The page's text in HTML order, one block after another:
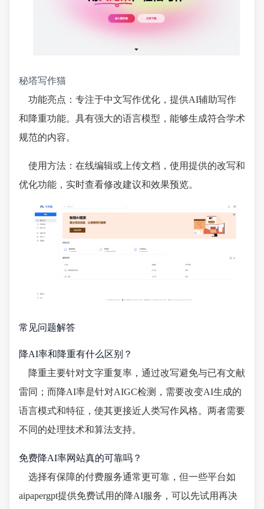
秘塔写作猫
功能亮点：专注于中文写作优化，提供AI辅助写作
和降重功能。具有强大的语言模型，能够生成符合学术
规范的内容。
使用方法：在线编辑或上传文档，使用提供的改写和
优化功能，实时查看修改建议和效果预览。
常见问题解答
降AI率和降重有什么区别？
降重主要针对文字重复率，通过改写避免与已有文献
雷同；而降AI率是针对AIGC检测，需要改变AI生成的
语言模式和特征，使其更接近人类写作风格。两者需要
不同的处理技术和算法支持。
免费降AI率网站真的可靠吗？
选择有保障的付费服务通常更可靠，但一些平台如
aipapergpt提供免费试用的降AI服务，可以先试用再决